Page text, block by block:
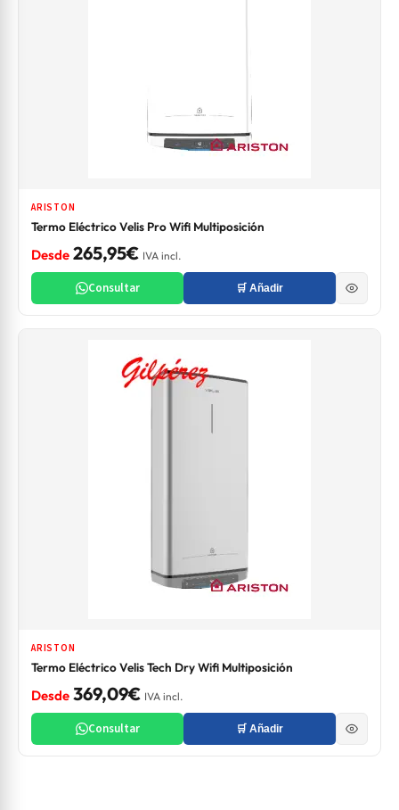
ARISTON
Termo Eléctrico Velis Pro Wifi Multiposición
Desde 265,95€ IVA incl.
Consultar 🛒 Añadir
ARISTON
Termo Eléctrico Velis Tech Dry Wifi Multiposición
Desde 369,09€ IVA incl.
Consultar 🛒 Añadir